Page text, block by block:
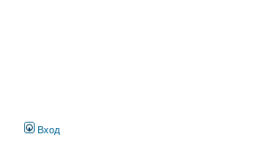
Вход